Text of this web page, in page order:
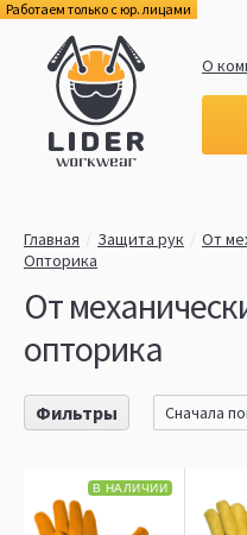
Работаем только с юр. лицами
О
Главная Защита рук
От
Опторика
Фильтры Сначала
От
опторика
В НАЛИЧИИ